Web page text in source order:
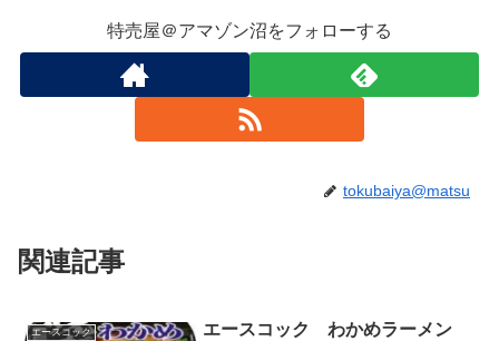
特売屋＠アマゾン沼をフォローする
tokubaiya@matsu
関連記事
エースコック
エースコック わかめラーメン